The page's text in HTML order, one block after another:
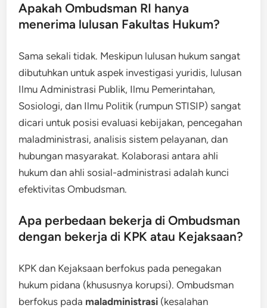
Apakah Ombudsman RI hanya
menerima lulusan Fakultas Hukum?
Sama sekali tidak. Meskipun lulusan hukum sangat
dibutuhkan untuk aspek investigasi yuridis, lulusan
Ilmu Administrasi Publik, Ilmu Pemerintahan,
Sosiologi, dan Ilmu Politik (rumpun STISIP) sangat
dicari untuk posisi evaluasi kebijakan, pencegahan
maladministrasi, analisis sistem pelayanan, dan
hubungan masyarakat. Kolaborasi antara ahli
hukum dan ahli sosial-administrasi adalah kunci
efektivitas Ombudsman.
Apa perbedaan bekerja di Ombudsman
dengan bekerja di KPK atau Kejaksaan?
KPK dan Kejaksaan berfokus pada penegakan
hukum pidana (khususnya korupsi). Ombudsman
berfokus pada maladministrasi (kesalahan